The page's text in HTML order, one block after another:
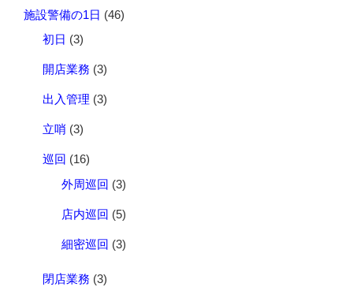
施設警備の1日 (46)
初日 (3)
開店業務 (3)
出入管理 (3)
立哨 (3)
巡回 (16)
外周巡回 (3)
店内巡回 (5)
細密巡回 (3)
閉店業務 (3)